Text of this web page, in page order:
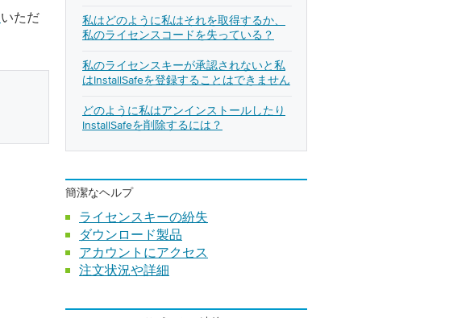
いただ
私はどのように私はそれを取得するか、
私のライセンスコードを失っている？
私のライセンスキーが承認されないと私
はInstallSafeを登録することはできません
どのように私はアンインストールしたり
InstallSafeを削除するには？
簡潔なヘルプ
ライセンスキーの紛失
ダウンロード製品
アカウントにアクセス
注文状況や詳細